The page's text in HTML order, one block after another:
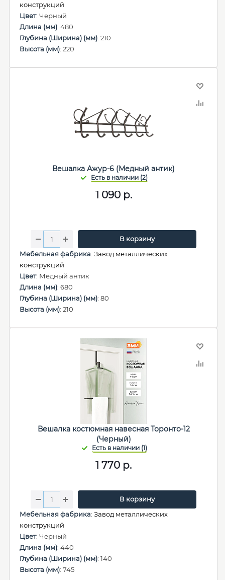
конструкций
Цвет: Черный
Длина (мм): 480
Глубина (Ширина) (мм): 210
Высота (мм): 220
Вешалка Ажур-6 (Медный антик)
1 090р.
В корзину
Мебельная фабрика: Завод металлических
конструкций
Цвет: Медный антик
Длина (мм): 680
Глубина (Ширина) (мм): 80
Высота (мм): 210
Вешалка костюмная навесная Торонто-12
(Черный)
1 770 р.
В корзину
Мебельная фабрика: Завод металлических
конструкций
Цвет: Черный
Длина (мм): 440
Глубина (Ширина) (мм): 140
Высота (мм): 745